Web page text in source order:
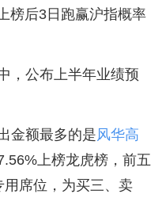
榜后3日跑赢沪指概率
，公布上半年业绩预
金额最多的是风华高
上榜龙虎榜，前五
席位，为买三、卖